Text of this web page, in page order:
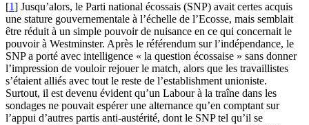
[1] Jusqu’alors, le Parti national écossais (SNP) avait certes acquis
une stature gouvernementale à l’échelle de l’Ecosse, mais semblait
être réduit à un simple pouvoir de nuisance en ce qui concernait le
pouvoir à Westminster. Après le référendum sur l’indépendance, le
SNP a porté avec intelligence « la question écossaise » sans donner
l’impression de vouloir rejouer le match, alors que les travaillistes
s’étaient alliés avec tout le reste de l’establishment unioniste.
Surtout, il est devenu évident qu’un Labour à la traîne dans les
sondages ne pouvait espérer une alternance qu’en comptant sur
l’appui d’autres partis anti-austérité, dont le SNP tel qu’il se